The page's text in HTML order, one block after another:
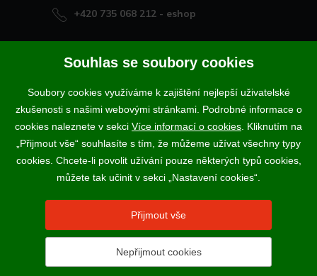
+420 735 068 212 - eshop
Naše vína offline
Vinotéka Rakvice
>
Vinotéky a degustační centra
>
Podle zákona o evidenci tržeb je prodávající povinen vystavit
kupujícímu účtenku. Zároveň je povinen zaevidovat přijatou tržbu u
správce daně online; v případě technického výpadku pak nejpozději do
Vína a sekty prodáváme výhradně osobám starším 18-ti let.
2017 - 2026 © VINSELEKT MICHLOVSKÝ a.s. |
Souhlas se soubory cookies
Soubory cookies využíváme k zajištění nejlepší uživatelské
zkušenosti s našimi webovými stránkami. Podrobné informace o
cookies naleznete v sekci Více informací o cookies . Kliknutím na
„Přijmout vše“ souhlasíte s tím, že můžeme užívat všechny typy
cookies. Chcete-li povolit užívání pouze některých typů cookies,
můžete tak učinit v sekci „Nastavení cookies“.
Přijmout vše
Nepřijmout cookies